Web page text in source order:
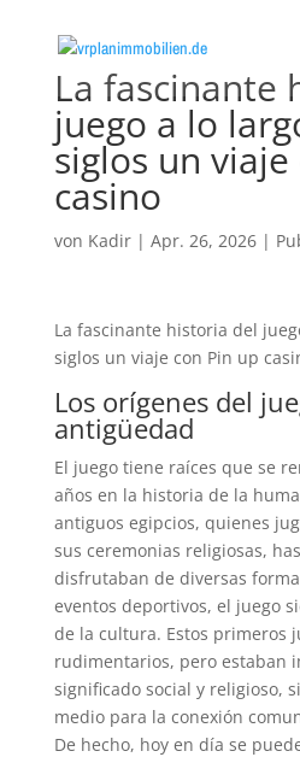
La fascinante
juego a lo
siglos un
casino
von Kadir| Apr. 26, 2026|
La fascinante historia del
siglos un viaje con Pin up
Los orígenes del
antigüedad
El juego tiene raíces que se
años en la historia de la
antiguos egipcios, quienes
sus ceremonias religiosas,
disfrutaban de diversas
eventos deportivos, el juego
de la cultura. Estos primeros
rudimentarios, pero estaban
significado social y religioso,
medio para la conexión
De hecho, hoy en día se